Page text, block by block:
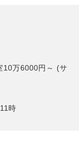
10万6000円～ (サ
時